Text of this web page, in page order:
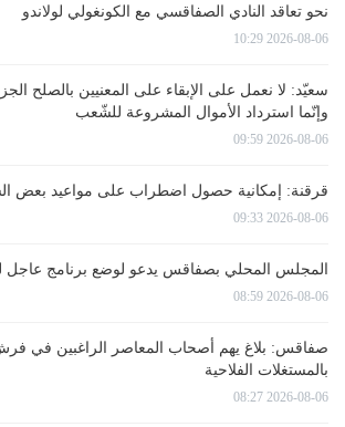
نحو تعاقد النادي الصفاقسي مع الكونغولي لولاندو
2026-08-06 10:29
سعيّد: لا نعمل على الإبقاء على المعنيين بالصلح
وإنّما استرداد الأموال المشروعة للشّعب
2026-08-06 09:59
قرقنة: إمكانية حصول اضطراب على مواعيد بعض
2026-08-06 09:33
المجلس المحلي بصفاقس يدعو لوضع برنامج عاجل
2026-08-06 08:59
صفاقس: بلاغ يهم أصحاب المعاصر الراغبين في
بالمستغلات الفلاحية
2026-08-06 08:27